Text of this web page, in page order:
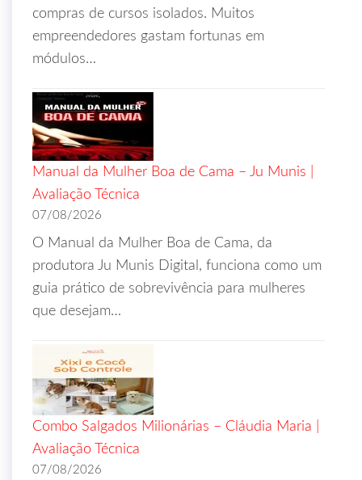
compras de cursos isolados. Muitos
empreendedores gastam fortunas em
módulos…
Manual da Mulher Boa de Cama – Ju Munis |
Avaliação Técnica
07/08/2026
O Manual da Mulher Boa de Cama, da
produtora Ju Munis Digital, funciona como um
guia prático de sobrevivência para mulheres
que desejam…
Combo Salgados Milionárias – Cláudia Maria |
Avaliação Técnica
07/08/2026